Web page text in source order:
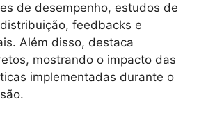
de desempenho, estudos de
feedbacks e
Além disso, destaca
mostrando o impacto das
implementadas durante o